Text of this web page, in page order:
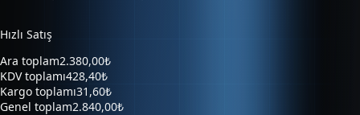
Ara toplam
Kargo toplamı31,60₺
Genel toplam2.840,00₺
Trendyol